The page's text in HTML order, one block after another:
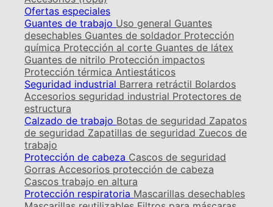
Ofertas especiales
Guantes de trabajo Uso general Guantes
desechables Guantes de soldador Protección
química Protección al corte Guantes de látex
Guantes de nitrilo Protección impactos
Protección térmica Antiestáticos
Seguridad industrial Barrera retráctil Bolardos
Accesorios seguridad industrial Protectores de
estructura
Calzado de trabajo Botas de seguridad Zapatos
de seguridad Zapatillas de seguridad Zuecos de
trabajo
Protección de cabeza Cascos de seguridad
Gorras Accesorios protección de cabeza
Cascos trabajo en altura
Protección respiratoria Mascarillas desechables